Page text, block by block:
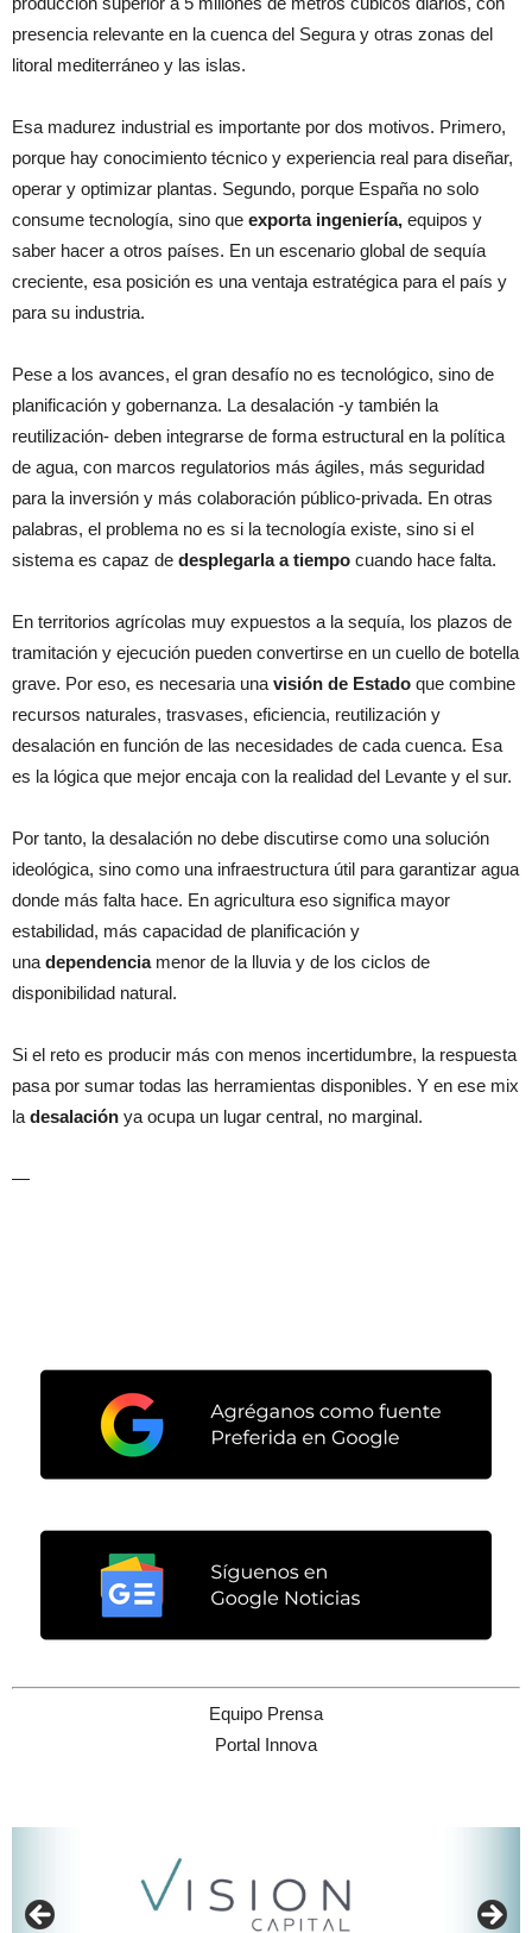
presencia relevante en la cuenca del Segura y otras zonas del
litoral mediterráneo y las islas.
Esa madurez industrial es importante por dos motivos. Primero,
porque hay conocimiento técnico y experiencia real para diseñar,
operar y optimizar plantas. Segundo, porque España no solo
consume tecnología, sino que exporta ingeniería, equipos y
saber hacer a otros países. En un escenario global de sequía
creciente, esa posición es una ventaja estratégica para el país y
para su industria.
Pese a los avances, el gran desafío no es tecnológico, sino de
planificación y gobernanza. La desalación -y también la
reutilización- deben integrarse de forma estructural en la política
de agua, con marcos regulatorios más ágiles, más seguridad
para la inversión y más colaboración público-privada. En otras
palabras, el problema no es si la tecnología existe, sino si el
sistema es capaz de desplegarla a tiempo cuando hace falta.
En territorios agrícolas muy expuestos a la sequía, los plazos de
tramitación y ejecución pueden convertirse en un cuello de botella
grave. Por eso, es necesaria una visión de Estado que combine
recursos naturales, trasvases, eficiencia, reutilización y
desalación en función de las necesidades de cada cuenca. Esa
es la lógica que mejor encaja con la realidad del Levante y el sur.
Por tanto, la desalación no debe discutirse como una solución
ideológica, sino como una infraestructura útil para garantizar agua
donde más falta hace. En agricultura eso significa mayor
estabilidad, más capacidad de planificación y
una dependencia menor de la lluvia y de los ciclos de
disponibilidad natural.
Si el reto es producir más con menos incertidumbre, la respuesta
pasa por sumar todas las herramientas disponibles. Y en ese mix
la desalación ya ocupa un lugar central, no marginal.
—
Equipo Prensa
Portal Innova